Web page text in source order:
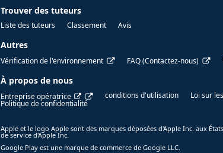
Trouver des tuteurs
Liste des tuteurs Classement Avis
Autres
Vérification de l'environnement FAQ (Contactez-nous)
À propos de nous
Entreprise opératrice conditions d'utilisation
Loi sur
Politique de confidentialité
Apple et le logo Apple sont des marques déposées d'Apple Inc. aux
de service d'Apple Inc.
Google Play est une marque de commerce de Google LLC.